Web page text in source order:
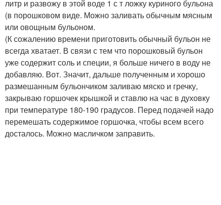
литр и развожу в этой воде 1 с т ложку куриного бульона
(в порошковом виде. Можно заливать обычным мясным
или овощным бульоном.
(К сожалению времени приготовить обычный бульон не
всегда хватает. В связи с тем что порошковый бульон
уже содержит соль и специи, я больше ничего в воду не
добавляю. Вот. Значит, дальше полученным и хорошо
размешанным бульончиком заливаю мяско и гречку,
закрываю горшочек крышкой и ставлю на час в духовку
при температуре 180-190 градусов. Перед подачей надо
перемешать содержимое горшочка, чтобы всем всего
досталось. Можно масличком заправить.